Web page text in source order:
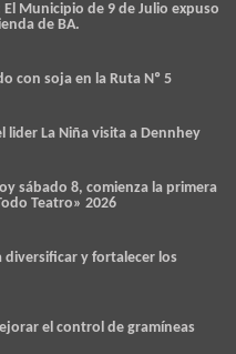
Municipio de 9 de Julio expuso
de BA.
con soja en la Ruta Nº 5
lider La Niña visita a Dennhey
sábado 8, comienza la primera
Teatro» 2026
y fortalecer los
el control de gramíneas